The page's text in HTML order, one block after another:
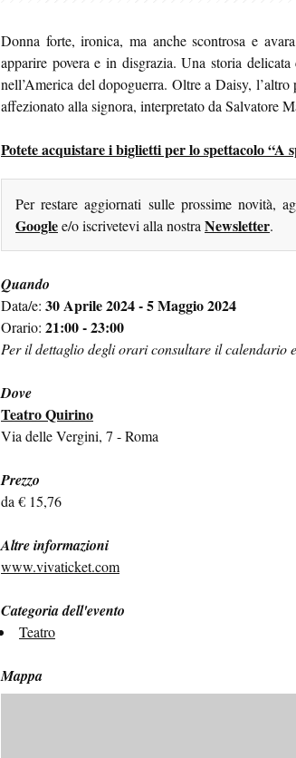
Donna forte, ironica, ma anche scontrosa e
apparire povera e in disgrazia. Una storia
nell’America del dopoguerra. Oltre a Daisy,
affezionato alla signora, interpretato da Salvatore
Potete acquistare i biglietti per lo spettacolo “A
Per restare aggiornati sulle prossime novità,
Googlee/o iscrivetevi alla nostraNewsletter.
Quando
Data/e: 30 Aprile 2024 - 5 Maggio 2024
Orario: 21:00 - 23:00
Per il dettaglio degli orari consultare il calendario
Dove
Teatro Quirino
Via delle Vergini, 7 - Roma
Prezzo
da € 15,76
Altre informazioni
www.vivaticket.com
Categoria dell'evento
Teatro
Mappa